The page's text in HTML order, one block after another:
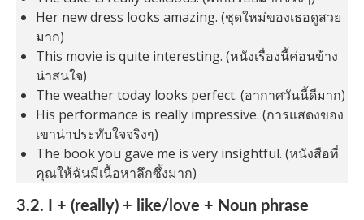
Her new dress looks amazing. (ชุดใหม่ของเธอดูสวย
มาก)
This movie is quite interesting. (หนังเรื่องนี้ค่อนข้าง
น่าสนใจ)
The weather today looks perfect. (อากาศวันนี้ดีมาก)
His performance is really impressive. (การแสดงของ
เขาน่าประทับใจจริงๆ)
The book you gave me is very insightful. (หนังสือที่
คุณให้ฉันมีเนื้อหาลึกซึ้งมาก)
3.2. I + (really) + like/love + Noun phrase